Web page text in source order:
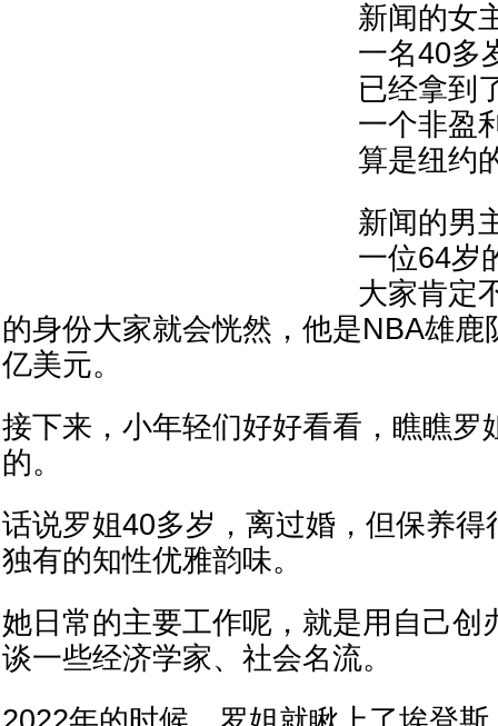
新闻的女
一名40多
已经拿到
一个非盈
算是纽约
新闻的男
一位64岁
大家肯定
的身份大家就会恍然，他是NBA雄鹿
亿美元。
接下来，小年轻们好好看看，瞧瞧罗
的。
话说罗姐40多岁，离过婚，但保养得
独有的知性优雅韵味。
她日常的主要工作呢，就是用自己创
谈一些经济学家、社会名流。